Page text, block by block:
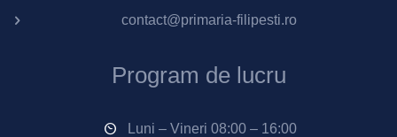
contact@primaria-filipesti.ro
Program de lucru
Luni – Vineri 08:00 – 16:00